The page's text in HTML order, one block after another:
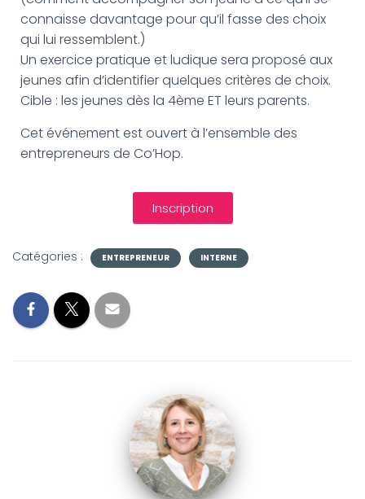
connaisse davantage pour qu’il fasse des choix
qui lui ressemblent.)
Un exercice pratique et ludique sera proposé aux
jeunes afin d’identifier quelques critères de choix.
Cible : les jeunes dès la 4ème ET leurs parents.
Cet événement est ouvert à l’ensemble des
entrepreneurs de Co’Hop.
Inscription
Catégories : ENTREPRENEUR INTERNE